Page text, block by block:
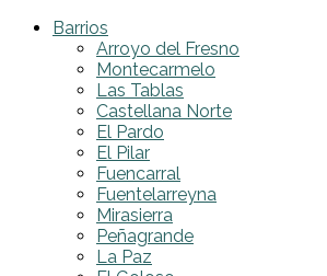
Barrios
Arroyo del Fresno
Montecarmelo
Las Tablas
Castellana Norte
El Pardo
El Pilar
Fuencarral
Fuentelarreyna
Mirasierra
Peñagrande
La Paz